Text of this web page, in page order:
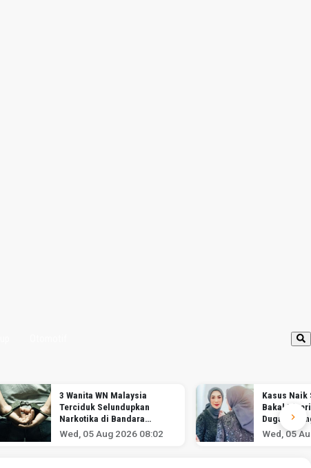
3 Wanita WN Malaysia
Terciduk Selundupkan
Narkotika di Bandara
Soekarno-Hatta
Wed, 05 Aug 2026 08:02
Kasus Naik
Bakal
Dugaan
Wed, 05